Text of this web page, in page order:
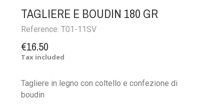
TAGLIERE E BOUDIN 180 GR
Reference:T01-11SV
€16.50
Tax included
Tagliere in legno con coltello e confezione di
boudin